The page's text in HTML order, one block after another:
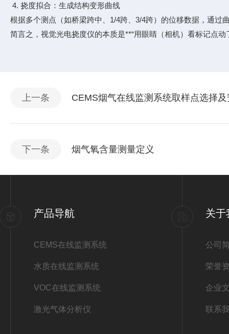
4. 挠度拟合：生成结构变形曲线
根据多个测点（如桥梁跨中、1/4跨、3/4跨）的位移数据，通
简言之，视觉光电挠度仪的本质是**“用眼睛（相机）看标记点
上一条 CEMS烟气在线监测系统取样点选择
下一条 烟气氧含量测量定义
产品导航
CEMS在线监测系统
水质在线监测系统
VOC在线监测系统
激光气体分析仪
关于
公司
荣誉
企业
联系